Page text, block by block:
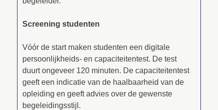
Screening studenten
Vóór de start maken studenten een digitale
persoonlijkheids- en capaciteitentest. De test
duurt ongeveer 120 minuten. De capaciteitentest
geeft een indicatie van de haalbaarheid van de
opleiding en geeft advies over de gewenste
begeleidingsstijl.